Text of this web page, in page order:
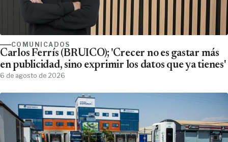
COMUNICADOS
Carlos Ferrís (BRUICO); 'Crecer no es gastar más
en publicidad, sino exprimir los datos que ya tienes'
6 de agosto de 2026